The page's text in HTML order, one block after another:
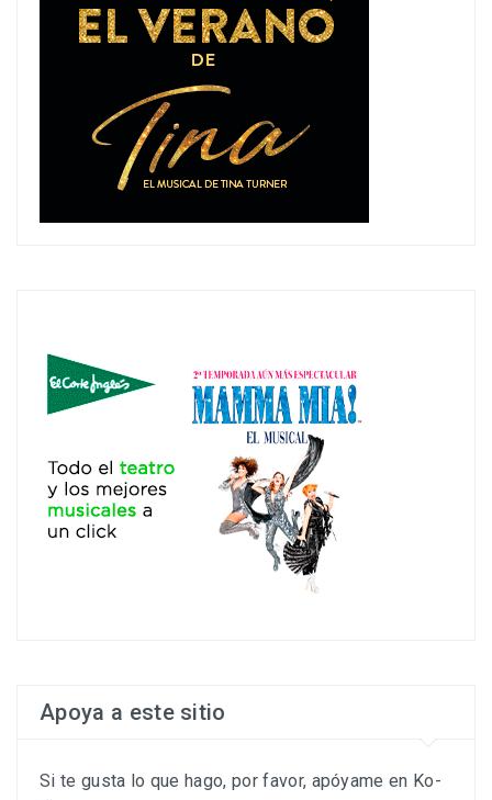
Apoya a este sitio
Si te gusta lo que hago, por favor, apóyame en Ko-